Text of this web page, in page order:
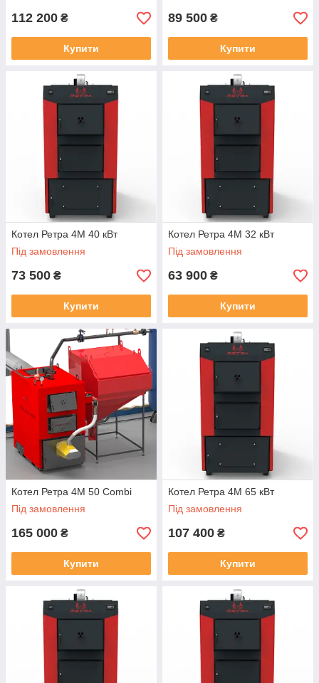
112 200 ₴
Купити
89 500 ₴
Купити
Котел Ретра 4М 40 кВт
Під замовлення
73 500 ₴
Купити
Котел Ретра 4М 32 кВт
Під замовлення
63 900 ₴
Купити
Котел Ретра 4М 50 Combi
Під замовлення
165 000 ₴
Купити
Котел Ретра 4М 65 кВт
Під замовлення
107 400 ₴
Купити